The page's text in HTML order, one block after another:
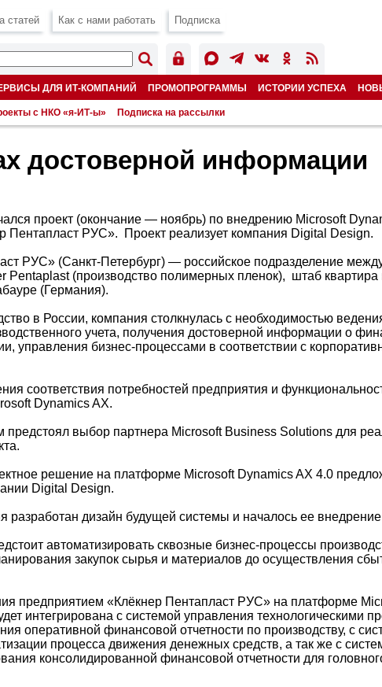
статей Как с нами работать Подписка
ДЛЯ ИТ-КОМПАНИЙ ПРОМОПРОГРАММЫ ИСТОРИИ УСПЕХА
с НКО «я-ИТ-ы» Подписка на рассылки
достоверной информации
проект (окончание — ноябрь) по внедрению Microsoft
Пентапласт РУС». Проект реализует компания Digital Design.
РУС» (Санкт-Петербург) — российское подразделение
Pentaplast (производство полимерных пленок), штаб квартира
(Германия).
в России, компания столкнулась с необходимостью
учета, получения достоверной информации о
управления бизнес-процессами в соответствии с
соответствия потребностей предприятия и
Dynamics AX.
выбор партнера Microsoft Business Solutions для
решение на платформе Microsoft Dynamics AX 4.0
Digital Design.
разработан дизайн будущей системы и началось ее
автоматизировать сквозные бизнес-процессы
закупок сырья и материалов до осуществления
предприятием «Клёкнер Пентапласт РУС» на платформе
интегрирована с системой управления технологическими
оперативной финансовой отчетности по производству, с
процесса движения денежных средств, а так же с
консолидированной финансовой отчетности для